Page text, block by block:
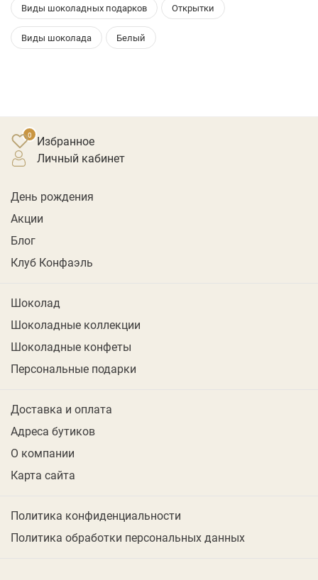
Виды шоколадных подарков Открытки
Виды шоколада Белый
Избранное
личный кабинет
День рождения
Акции
Блог
Клуб Конфаэль
Шоколад
Шоколадные коллекции
Шоколадные конфеты
Персональные подарки
Доставка и оплата
Адреса бутиков
О компании
Карта сайта
Политика конфиденциальности
Политика обработки персональных данных